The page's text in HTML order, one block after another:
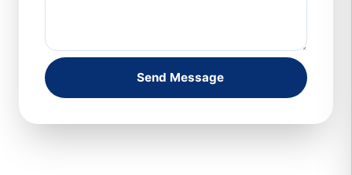
Send Message